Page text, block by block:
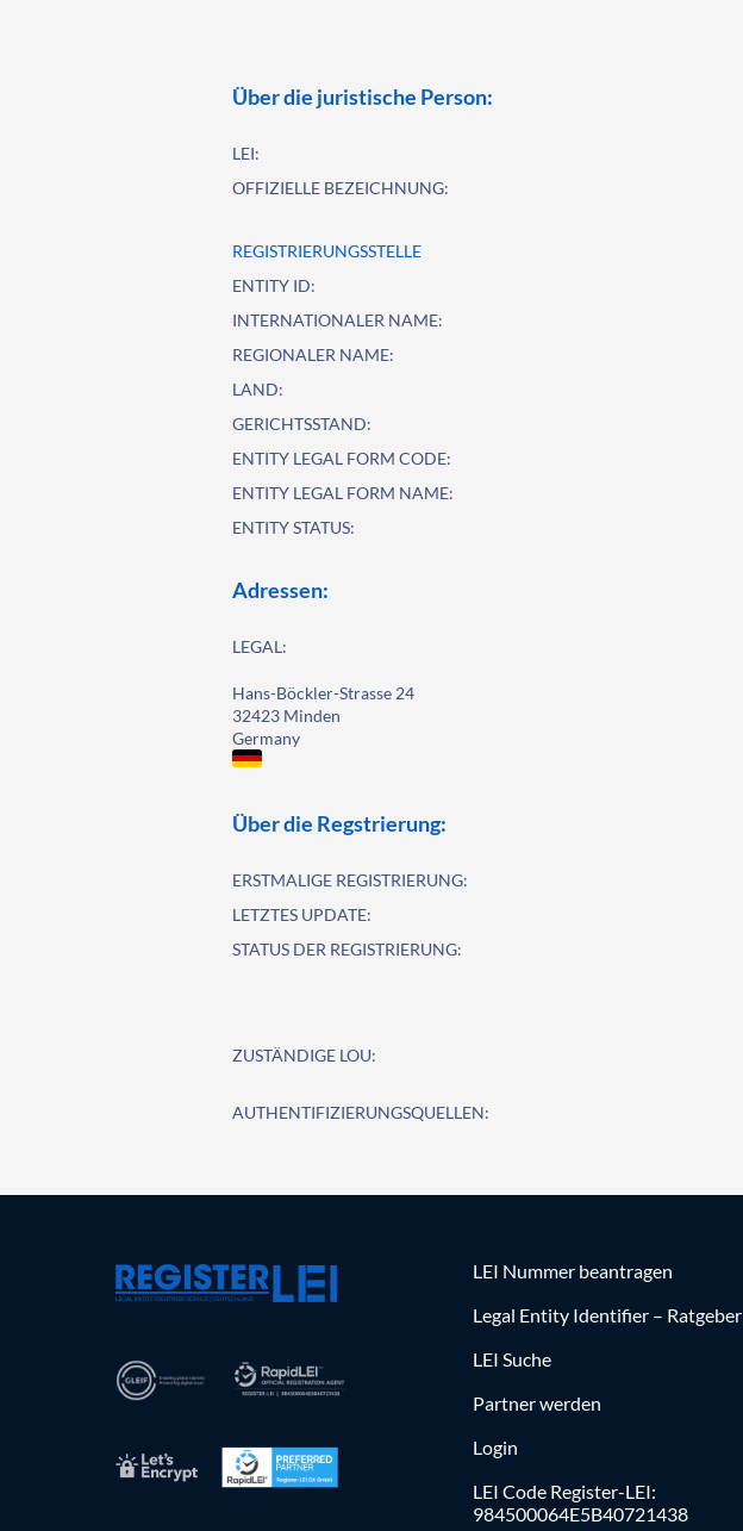
Über die juristische Person:
LEI:
OFFIZIELLE BEZEICHNUNG:
REGISTRIERUNGSSTELLE
ENTITY ID:
INTERNATIONALER NAME:
REGIONALER NAME:
LAND:
GERICHTSSTAND:
ENTITY LEGAL FORM CODE:
ENTITY LEGAL FORM NAME:
ENTITY STATUS:
Adressen:
LEGAL:
Hans-Böckler-Strasse 24
32423 Minden
Germany
Über die Regstrierung:
ERSTMALIGE REGISTRIERUNG:
LETZTES UPDATE:
STATUS DER REGISTRIERUNG:
ZUSTÄNDIGE LOU:
AUTHENTIFIZIERUNGSQUELLEN:
LEI Nummer beantragen
Legal Entity Identifier – Ratgeber
LEI Suche
Partner werden
Login
LEI Code Register-LEI:
984500064E5B40721438